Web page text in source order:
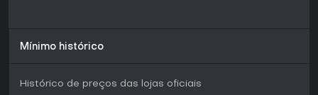
longo prazo em um cenário de fantasia sombria, esse título
Mínimo histórico
Histórico de preços das lojas oficiais